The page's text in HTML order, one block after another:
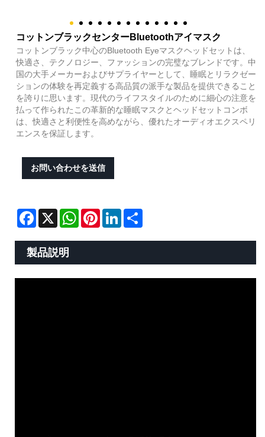
コットンブラックセンターBluetoothアイマスク
コットンブラック中心のBluetooth Eyeマスクヘッドセットは、
快適さ、テクノロジー、ファッションの完璧なブレンドです。中
国の大手メーカーおよびサプライヤーとして、睡眠とリラクゼー
ションの体験を再定義する高品質の派手な製品を提供できること
を誇りに思います。現代のライフスタイルのために細心の注意を
払って作られたこの革新的な睡眠マスクとヘッドセットコンボ
は、快適さと利便性を高めながら、優れたオーディオエクスペリ
エンスを保証します。
お問い合わせを送信
Facebook
X WhatsAppPinterestLinkedIn
製品説明